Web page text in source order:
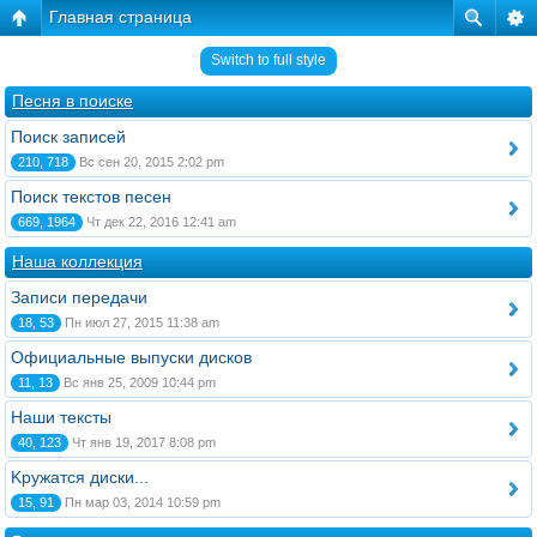
Главная страница
Switch to full style
Песня в поиске
Поиск записей
210, 718 Вс сен 20, 2015 2:02 pm
Поиск текстов песен
669, 1964 Чт дек 22, 2016 12:41 am
Наша коллекция
Записи передачи
18, 53 Пн июл 27, 2015 11:38 am
Официальные выпуски дисков
11, 13 Вс янв 25, 2009 10:44 pm
Наши тексты
40, 123 Чт янв 19, 2017 8:08 pm
Kружатся диски...
15, 91 Пн мар 03, 2014 10:59 pm